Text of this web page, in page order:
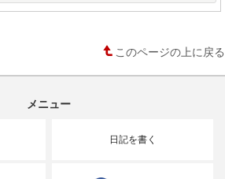
このページの上に戻る
メニュー
日記を書く